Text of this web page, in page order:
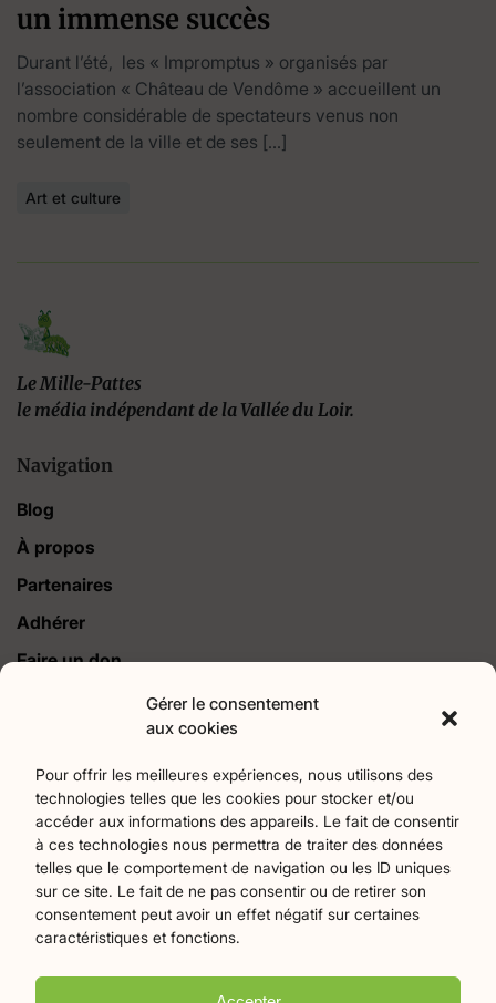
Gérer le consentement
aux cookies
Pour offrir les meilleures expériences, nous utilisons des
technologies telles que les cookies pour stocker et/ou
accéder aux informations des appareils. Le fait de consentir
à ces technologies nous permettra de traiter des données
telles que le comportement de navigation ou les ID uniques
sur ce site. Le fait de ne pas consentir ou de retirer son
consentement peut avoir un effet négatif sur certaines
caractéristiques et fonctions.
un immense succès
Durant l’été, les « Impromptus » organisés par
l’association « Château de Vendôme » accueillent un
nombre considérable de spectateurs venus non
seulement de la ville et de ses […]
Art et culture
Le Mille-Pattes
le média indépendant de la Vallée du Loir.
Navigation
Blog
À propos
Partenaires
Adhérer
Faire un don
Agriculture17 Art et culture256 Associations22
Bien-Etre 2 chronique7 Collectivités territoriales79
Commerces Divers Économie et emploi 61
Éducation94 Évènements371 Histoire et patrimoine174
La parole à nos lecteurs1 Nature et écologie75 Santé
sport27 Tourisme 19